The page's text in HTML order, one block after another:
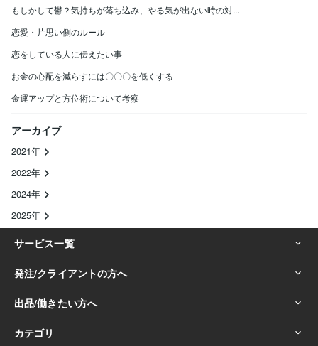
もしかして鬱？気持ちが落ち込み、やる気が出ない時の対...
恋愛・片思い側のルール
恋をしている人に伝えたい事
お金の心配を減らすには〇〇〇を低くする
金運アップと方位術について考察
アーカイブ
2021年
2022年
2024年
2025年